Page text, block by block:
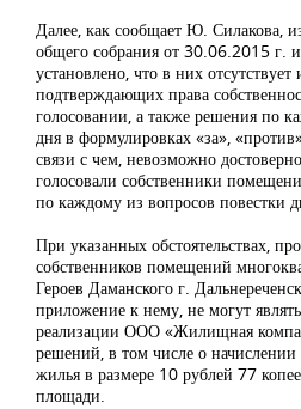
Далее, как сообщает Ю. Силакова,
общего собрания от 30.06.2015 г.
установлено, что в них
подтверждающих права
голосовании, а также решения по
дня в формулировках «за»,
связи с чем, невозможно
голосовали собственники
по каждому из вопросов повестки
При указанных обстоятельствах,
собственников помещений
Героев Даманского г.
приложение к нему, не могут
реализации ООО «Жилищная
решений, в том числе о
жилья в размере 10 рублей 77
площади.